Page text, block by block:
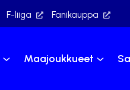
F-liiga Fanikauppa
Maajoukkueet